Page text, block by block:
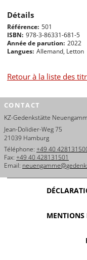
Détails
Référence 501
ISBN 978-3-86331-681-5
Année de parution 2022
Langues Allemand, Letton
Retour à la liste des
CONTACT
KZ-Gedenkstätte
Jean-Dolidier-Weg 75
21039 Hamburg
Téléphone: +49 40
Fax: +49 40 428131501
Email:
MENTIONS